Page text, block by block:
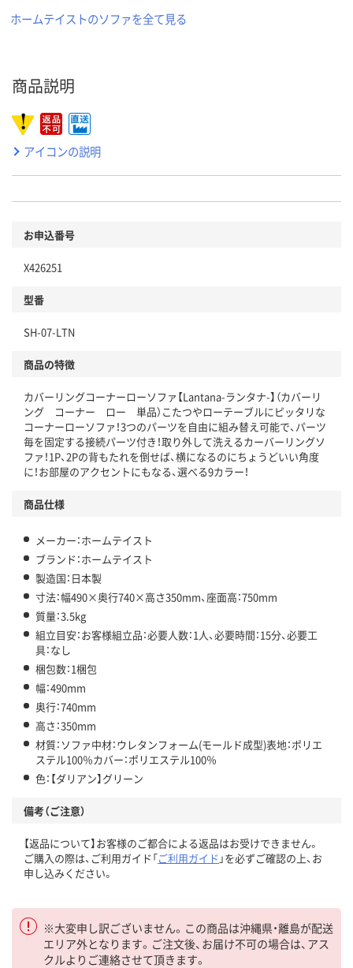
ホームテイストのソファを全て見る
商品説明
アイコンの説明
お申込番号
X426251
型番
SH-07-LTN
商品の特徴
カバーリングコーナーローソファ【Lantana-ランタナ-】（カバーリ
ング コーナー ロー 単品）こたつやローテーブルにピッタリな
コーナーローソファ！3つのパーツを自由に組み替え可能で、パーツ
毎を固定する接続パーツ付き！取り外して洗えるカーバーリングソ
ファ！1P、2Pの背もたれを倒せば、横になるのにちょうどいい角度
に！お部屋のアクセントにもなる、選べる9カラー！
商品仕様
メーカー：ホームテイスト
ブランド：ホームテイスト
製造国：日本製
寸法：幅490×奥行740×高さ350mm、座面高：750mm
質量：3.5kg
組立目安：お客様組立品：必要人数：1人、必要時間：15分、必要工
具：なし
梱包数：1梱包
幅：490mm
奥行：740mm
高さ：350mm
材質：ソファ中材：ウレタンフォーム(モールド成型)表地：ポリエ
ステル100％カバー：ポリエステル100％
色：【ダリアン】グリーン
備考（ご注意）
【返品について】お客様のご都合による返品はお受けできません。
ご購入の際は、ご利用ガイド「ご利用ガイド 」を必ずご確認の上、お
申し込みください。
※大変申し訳ございません。この商品は沖縄県・離島が配送
エリア外となります。ご注文後、お届け不可の場合は、アス
クルよりご連絡させて頂きます。